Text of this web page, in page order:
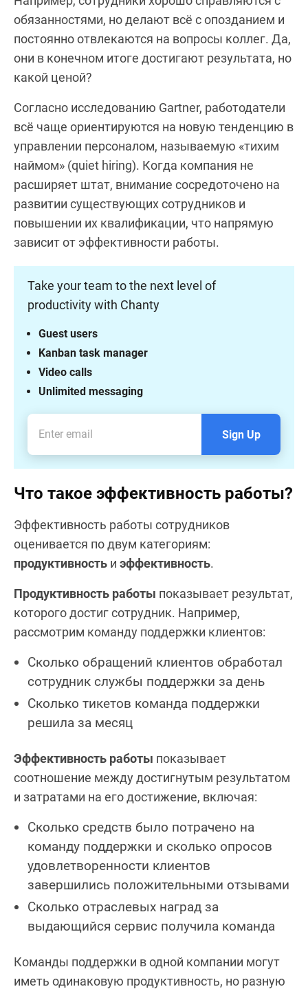
обязанностями, но делают всё с опозданием и
постоянно отвлекаются на вопросы коллег. Да,
они в конечном итоге достигают результата, но
какой ценой?
Согласно исследованию Gartner, работодатели
всё чаще ориентируются на новую тенденцию в
управлении персоналом, называемую «тихим
наймом» (quiet hiring). Когда компания не
расширяет штат, внимание сосредоточено на
развитии существующих сотрудников и
повышении их квалификации, что напрямую
зависит от эффективности работы.
Take your team to the next level of
productivity with Chanty
Unlimited messaging
Video calls
Kanban task manager
Guest users
Sign Up
Что такое эффективность работы?
Эффективность работы сотрудников
оценивается по двум категориям:
продуктивность и эффективность.
Продуктивность работы показывает результат,
которого достиг сотрудник. Например,
рассмотрим команду поддержки клиентов:
Сколько обращений клиентов обработал
сотрудник службы поддержки за день
Сколько тикетов команда поддержки
решила за месяц
Эффективность работы показывает
соотношение между достигнутым результатом
и затратами на его достижение, включая:
Сколько средств было потрачено на
команду поддержки и сколько опросов
удовлетворенности клиентов
завершились положительными отзывами
Сколько отраслевых наград за
выдающийся сервис получила команда
Команды поддержки в одной компании могут
иметь одинаковую продуктивность, но разную